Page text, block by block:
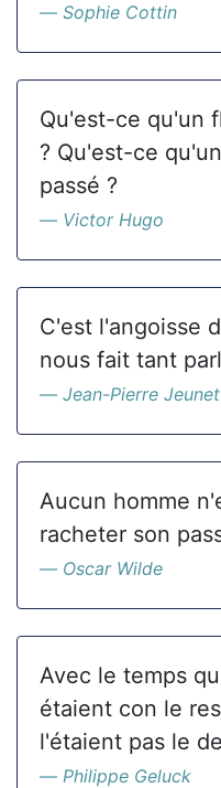
Sophie Cottin
Qu'est-ce qu'un
? Qu'est-ce
passé ?
Victor Hugo
C'est l'angoisse
nous fait tant
Jean-Pierre Jeunet
Aucun homme
racheter son
Oscar Wilde
Avec le temps
étaient con le
l'étaient pas le
Philippe Geluck